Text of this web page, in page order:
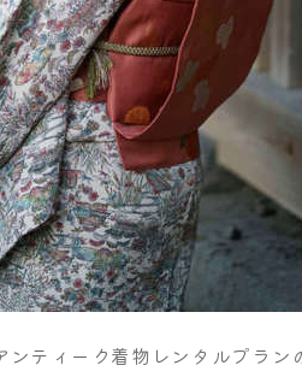
ティーク着物レンタルプラン